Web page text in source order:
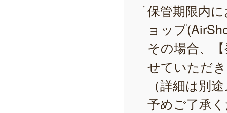
保管期限内
ョップ
その場合、
せていただ
（詳細は別
予めご了承